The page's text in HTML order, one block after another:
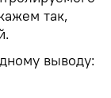
так,
выводу: